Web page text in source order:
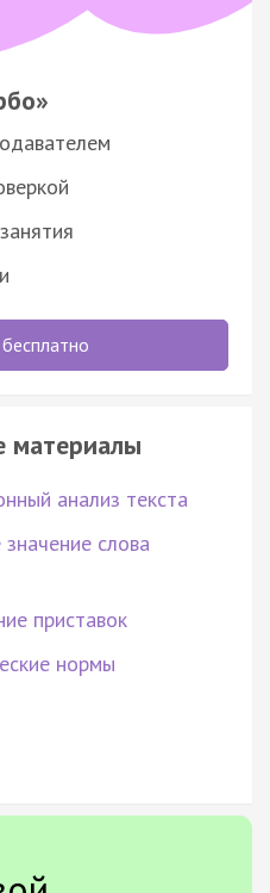
материалы
анализ текста
слова
приставок
нормы